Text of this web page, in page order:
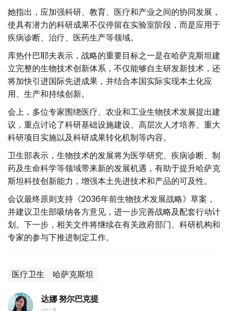
她指出，应加强科研、教育、医疗和产业之间的协同发展，
使具有潜力的科研成果不仅停留在实验室阶段，而是应用于
疾病诊断、治疗、医药生产等领域。
库热什巴耶夫表示，战略的重要目标之一是在哈萨克斯坦建
立完整的生物技术创新体系，不仅能够自主研发新技术，还
将加快引进国际先进成果，并结合本国实际实现本土化应
用、生产和持续创新。
会上，多位专家围绕医疗、农业和工业生物技术发展提出建
议，重点讨论了科研基础设施建设、高层次人才培养、重大
科研项目实施以及科研成果转化机制等内容。
卫生部表示，生物技术的发展将为医学研究、疾病诊断、制
药及生命科学等领域带来新的发展机遇，有助于提升哈萨克
斯坦科技创新能力，增强本土先进技术和产品的可及性。
会议最终原则支持《2036年前生物技术发展战略》草案，
并建议卫生部吸纳各方意见，进一步完善战略及配套行动计
划。下一步，相关文件将继续在有关政府部门、科研机构和
专家的参与下推进制定工作。
医疗卫生 哈萨克斯坦
达娜 努尔巴克提